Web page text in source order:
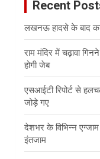
Recent
लखनऊ हादसे के बाद
राम मंदिर में चढ़ावा
होगी जेब
एसआईटी रिपोर्ट से
जोड़े गए
देशभर के विभिन्न
इंतजाम